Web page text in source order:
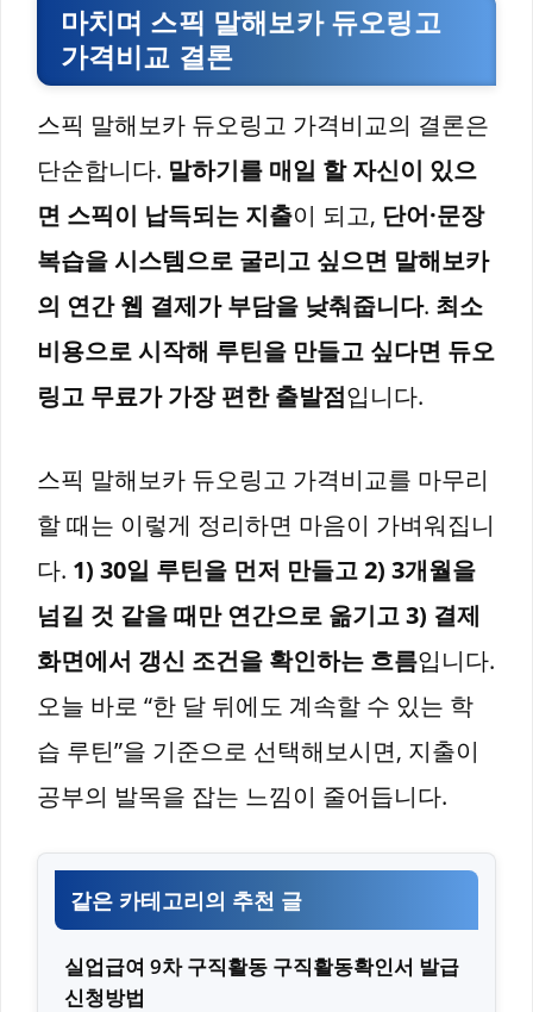
마치며 스픽 말해보카 듀오링고
가격비교 결론
스픽 말해보카 듀오링고 가격비교의 결론은
단순합니다. 말하기를 매일 할 자신이 있으
면 스픽이 납득되는 지출이 되고, 단어·문장
복습을 시스템으로 굴리고 싶으면 말해보카
의 연간 웹 결제가 부담을 낮춰줍니다. 최소
비용으로 시작해 루틴을 만들고 싶다면 듀오
링고 무료가 가장 편한 출발점입니다.
스픽 말해보카 듀오링고 가격비교를 마무리
할 때는 이렇게 정리하면 마음이 가벼워집니
다. 1) 30일 루틴을 먼저 만들고 2) 3개월을
넘길 것 같을 때만 연간으로 옮기고 3) 결제
화면에서 갱신 조건을 확인하는 흐름입니다.
오늘 바로 “한 달 뒤에도 계속할 수 있는 학
습 루틴”을 기준으로 선택해보시면, 지출이
공부의 발목을 잡는 느낌이 줄어듭니다.
같은 카테고리의 추천 글
실업급여 9차 구직활동 구직활동확인서 발급
신청방법